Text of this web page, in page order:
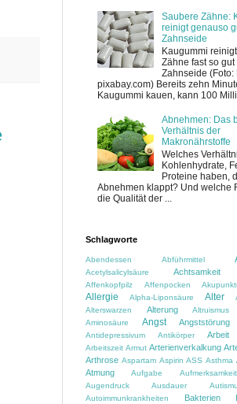
Saubere Zähne:
reinigt genauso
Zahnseide
Kaugummi
Zähne fast so gut
Zahnseide (Foto:
pixabay.com) Bereits zehn
Kaugummi kauen, kann 100
Abnehmen: Das
Verhältnis der
Makronährstoffe
Welches
Kohlenhydrate,
Proteine haben,
Abnehmen klappt? Und welche
die Qualität der ...
Schlagworte
Abendessen Abführmittel
Acetylsalicylsäure Achtsamkeit
Affenkopfpilz
Affenpocken
Allergie Alpha-Liponsäure Alter
Alterswarzen
Alterung Altruismus
Aminosäure Angst Angststörung
Antidepressivum Antikörper Arbeit
Arbeitszeit Armut Arterienverkalkung
Arthrose Aspartam Aspirin ASS Asthma
Atmung Aufgabe Aufmerksamkeit
Augendruck Ausdauer
Autoimmunkrankheiten
Bakterien